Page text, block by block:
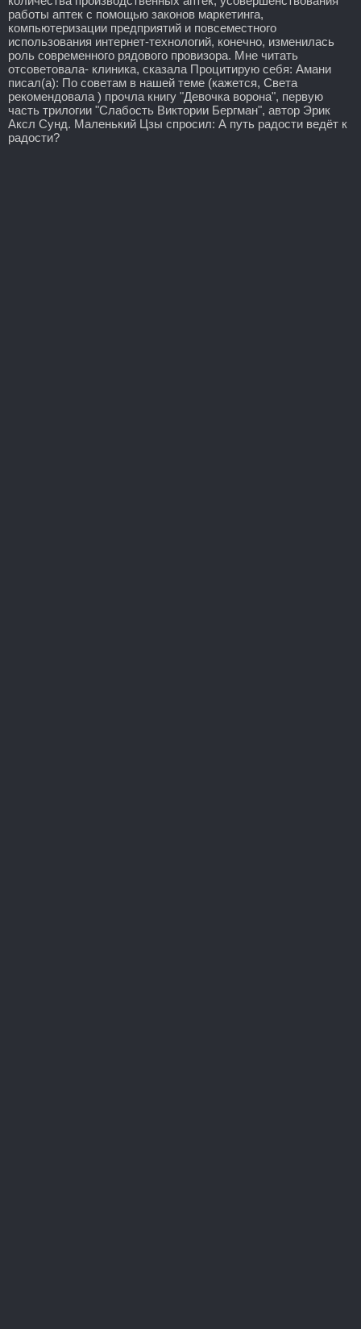
работы аптек с помощью законов маркетинга,
компьютеризации предприятий и повсеместного
использования интернет-технологий, конечно, изменилась
роль современного рядового провизора. Мне читать
отсоветовала- клиника, сказала Процитирую себя: Амани
писал(а): По советам в нашей теме (кажется, Света
рекомендовала ) прочла книгу "Девочка ворона", первую
часть трилогии "Слабость Виктории Бергман", автор Эрик
Аксл Сунд. Маленький Цзы спросил: А путь радости ведёт к
радости?